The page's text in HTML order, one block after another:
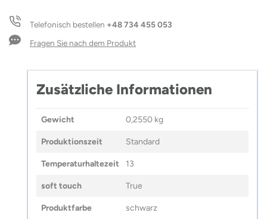
ml
MengeTelefonisch bestellen +48 734 455 053
Fragen Sie nach dem Produkt
Zusätzliche Informationen
Gewicht 0,2550 kg
Produktionszeit Standard
Temperaturhaltezeit 13
soft touch True
Produktfarbe schwarz